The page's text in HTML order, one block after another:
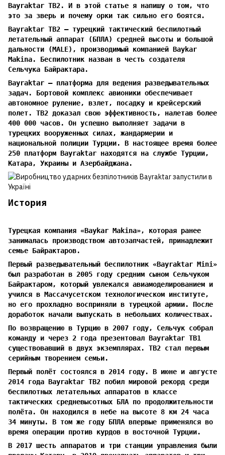
Bayraktar TB2. И в этой статье я напишу о том, что
это за зверь и почему орки так сильно его боятся.
Bayraktar TB2 — турецкий тактический беспилотный
летательный аппарат (БПЛА) средней высоты и большой
дальности (MALE), производимый компанией Baykar
Makina. Беспилотник назван в честь создателя
Сельчука Байрактара.
Bayraktar — платформа для ведения разведывательных
задач. Бортовой комплекс авионики обеспечивает
автономное руление, взлет, посадку и крейсерский
полет. TB2 доказал свою эффективность, налетав более
400 000 часов. Он успешно выполняет задачи в
турецких вооруженных силах, жандармерии и
национальной полиции Турции. В настоящее время более
250 платформ Bayraktar находятся на службе Турции,
Катара, Украины и Азербайджана.
История
Турецкая компания «Baykar Makina», которая ранее
занималась производством автозапчастей, принадлежит
семье Байрактаров.
Первый разведывательный беспилотник «Bayraktar Mini»
был разработан в 2005 году средним сыном Сельчуком
Байрактаром, который увлекался авиамоделированием и
учился в Массачусетском технологическом институте,
но его прохладно восприняли в турецкой армии. После
доработок начали выпускать в небольших количествах.
По возвращению в Турцию в 2007 году, Сельчук собрал
команду и через 2 года презентовал Bayraktar TB1
существовавший в двух экземплярах. TB2 стал первым
серийным творением семьи.
Первый полёт состоялся в 2014 году. В июне и августе
2014 года Bayraktar TB2 побил мировой рекорд среди
беспилотных летательных аппаратов в классе
тактических средневысотных БЛА по продолжительности
полёта. Он находился в небе на высоте 8 км 24 часа
34 минуты. В том же году БПЛА впервые применялся во
время операции против курдов в восточной Турции.
В 2017 шесть аппаратов и три станции управления были